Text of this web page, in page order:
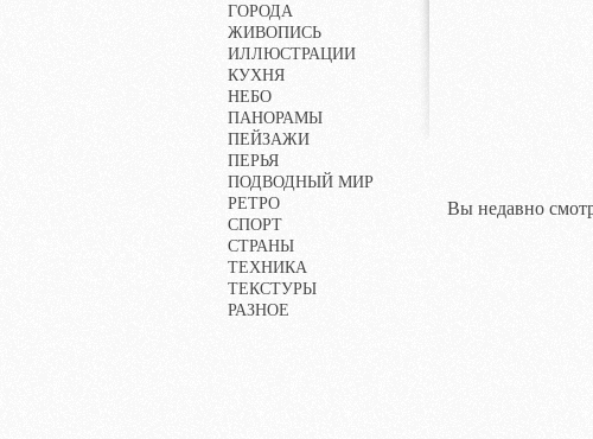
ГОРОДА
ЖИВОПИСЬ
ИЛЛЮСТРАЦИИ
КУХНЯ
НЕБО
ПАНОРАМЫ
ПЕЙЗАЖИ
ПЕРЬЯ
ПОДВОДНЫЙ МИР
РЕТРО
СПОРТ
СТРАНЫ
ТЕХНИКА
ТЕКСТУРЫ
РАЗНОЕ
Вы недавно